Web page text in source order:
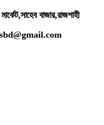
বাজার,রাজশাহী